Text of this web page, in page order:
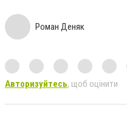
Роман Деняк
Авторизуйтесь, щоб оцінити